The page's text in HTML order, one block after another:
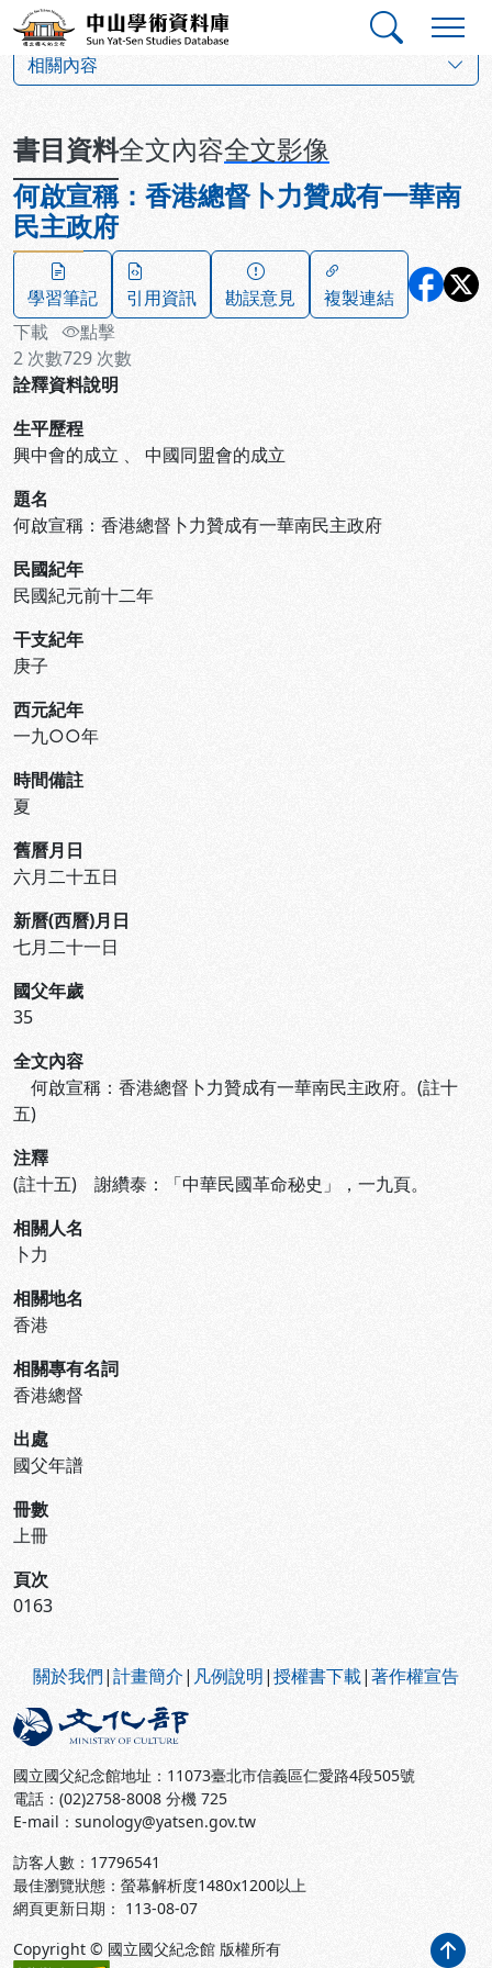
跳到主要內容
中山學術資料庫
相關內容
書目資料全文內容全文影像
何啟宣稱：香港總督卜力贊成有一華南
民主政府
學習筆記 引用資訊 勘誤意見
複製連結
下載
2 次數
點擊
729 次數
詮釋資料說明
生平歷程
興中會的成立 、 中國同盟會的成立
題名
何啟宣稱：香港總督卜力贊成有一華南民主政府
民國紀年
民國紀元前十二年
干支紀年
庚子
西元紀年
一九○○年
時間備註
夏
舊曆月日
六月二十五日
新曆(西曆)月日
七月二十一日
國父年歲
35
全文內容
何啟宣稱：香港總督卜力贊成有一華南民主政府。(註十
五)
注釋
(註十五) 謝纘泰：「中華民國革命秘史」，一九頁。
相關人名
卜力
相關地名
香港
相關專有名詞
香港總督
出處
國父年譜
冊數
上冊
頁次
0163
關於我們|計畫簡介| 凡例說明|授權書下載|著作權宣告
國立國父紀念館地址：11073臺北市信義區仁愛路4段505號
電話：(02)2758-8008 分機 725
E-mail：sunology@yatsen.gov.tw
訪客人數： 17796541
最佳瀏覽狀態：螢幕解析度1480x1200以上
網頁更新日期： 113-08-07
Copyright © 國立國父紀念館 版權所有